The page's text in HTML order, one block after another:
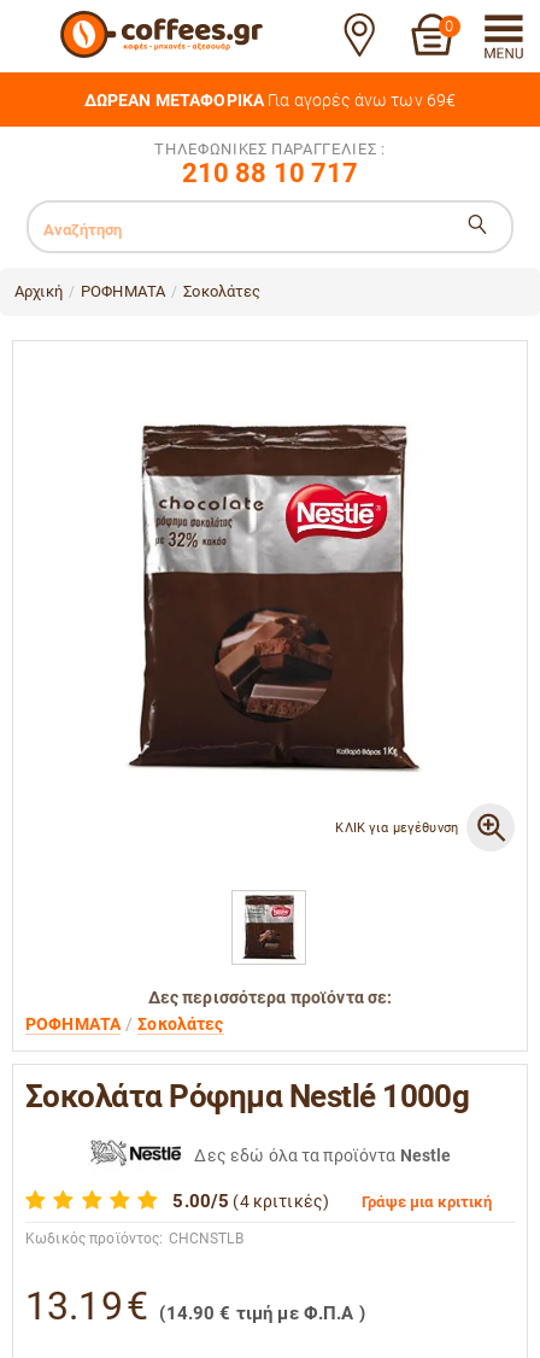
0
ΔΩΡΕΑΝ ΜΕΤΑΦΟΡΙΚΑ Για αγορές άνω των 69€
ΤΗΛΕΦΩΝΙΚΕΣ ΠΑΡΑΓΓΕΛΙΕΣ :
210 88 10 717
Αρχική / ΡΟΦΗΜΑΤΑ / Σοκολάτες
ΚΛΙΚ για μεγέθυνση
Δες περισσότερα προϊόντα σε:
ΡΟΦΗΜΑΤΑ
Σοκολάτες
Σοκολάτα Ρόφημα Nestlé 1000g
Δες εδώ όλα τα προϊόντα Nestle
5.00/5 (4 κριτικές) Γράψε μια κριτική
Κωδικός προϊόντος: CHCNSTLB
13.19€ (14.90 € τιμή με Φ.Π.Α )